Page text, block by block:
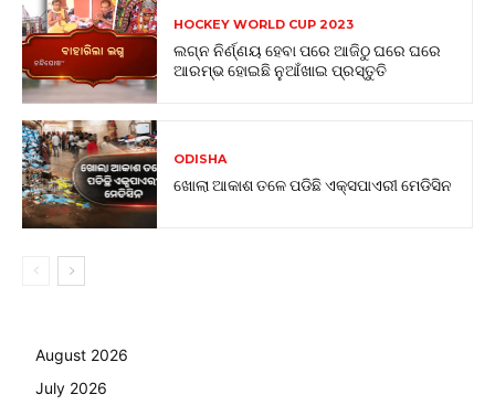
HOCKEY WORLD CUP 2023
ଲଗ୍ନ ନିର୍ଣ୍ଣୟ ହେବା ପରେ ଆଜିଠୁ ଘରେ ଘରେ
ଆରମ୍ଭ ହୋଇଛି ନୁଆଁଖାଇ ପ୍ରସ୍ତୁତି
ODISHA
ଖୋଲା ଆକାଶ ତଳେ ପଡିଛି ଏକ୍ସପାଏରୀ ମେଡିସିନ
August 2026
July 2026